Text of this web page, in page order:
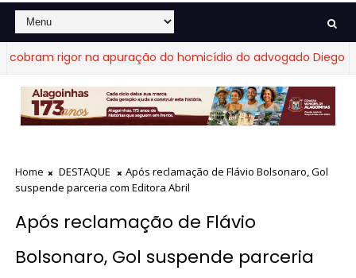
rigor na apuração do homicídio do advogado Diego
Home DESTAQUE
Após reclamação de Flávio Bolsonaro, Gol
suspende parceria com Editora Abril
Após reclamação de Flávio
Bolsonaro, Gol suspende parceria